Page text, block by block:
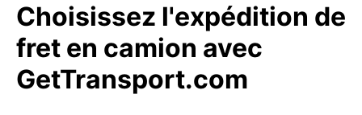
Choisissez l'expédition de
fret en camion avec
GetTransport.com